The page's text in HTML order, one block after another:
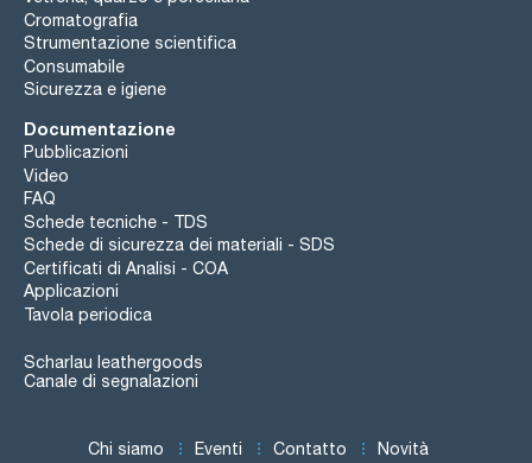
Cromatografia
Strumentazione scientifica
Consumabile
Sicurezza e igiene
Documentazione
Pubblicazioni
Video
FAQ
Schede tecniche - TDS
Schede di sicurezza dei materiali - SDS
Certificati di Analisi - COA
Applicazioni
Tavola periodica
Scharlau leathergoods
Canale di segnalazioni
Chi siamo Eventi Contatto Novità